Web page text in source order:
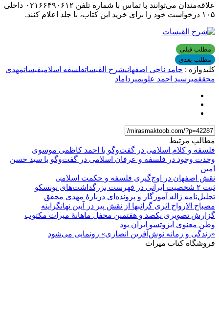
علاقه‌مندان می‌توانند با تماس با شماره تلفن ۰۲۱۶۶۴۹۰۶۱۲ داخلی
۱۰۵ درخواست خود را برای خرید این کتاب، با جلد اعلام کنند.
مطلب قبلی
مطلب بعدی
کلیدواژه : حامد ناجی اصفهانیشرح القبساتفلسفه اسلامیقبساتمهدی
محققميرسيد احمد علویمیرداماد
مطالب مرتبط
فلسفه و کلام اسلامی در گفت‌وگو با احمد کاظمی موسوی
وحدت وجود در فلسفه و عرفان اسلامی در گفت‌وگو با سید حسن
امین
نقش اصفهان در اوج‌گیری فلسفه و حکمت اسلامی
ثبت ۲ شخصیت ایرانی در فهرست بزرگداشت‌های یونسکو
تجلیل‌نامه ژاله آموزگار و پرونده‌ای دربارۀ مهدی محقق
مصباح الارواح اثری گرانبها از نقش پیر در آیین نهانگراینه
گزارش تصویری یکصد و هفتمین محفل ماهانۀ میراث مکتوب
وطن معنوی ایزوتسو ایران بود
«زندگی و زمانه نوش‌آفرین انصاری» رونمایی می‌شود
فروشگاه کتاب میراث